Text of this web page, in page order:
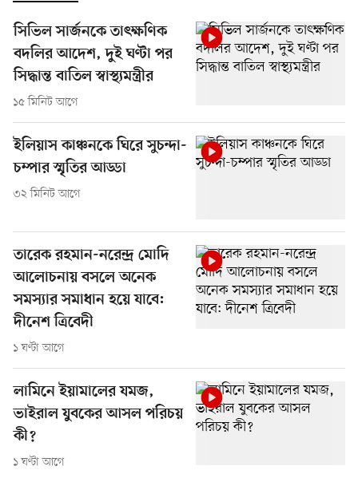
সিভিল সার্জনকে তাৎক্ষণিক
বদলির আদেশ, দুই ঘণ্টা পর
সিদ্ধান্ত বাতিল স্বাস্থ্যমন্ত্রীর
১৫ মিনিট আগে
ইলিয়াস কাঞ্চনকে ঘিরে সুচন্দা-
চম্পার স্মৃতির আড্ডা
৩২ মিনিট আগে
তারেক রহমান-নরেন্দ্র মোদি
আলোচনায় বসলে অনেক
সমস্যার সমাধান হয়ে যাবে:
দীনেশ ত্রিবেদী
১ ঘণ্টা আগে
লামিনে ইয়ামালের যমজ,
ভাইরাল যুবকের আসল পরিচয়
কী?
১ ঘণ্টা আগে